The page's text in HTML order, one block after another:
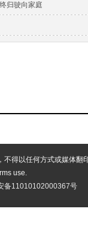
归驶向家庭
不得以任何方式或媒体翻
use.
备11010102000367号